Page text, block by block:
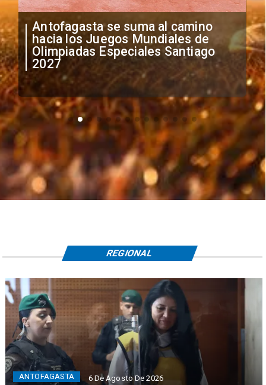
"Falta de profesionalismo": Sifup
anuncia medidas por situación
irregular de futbolistas
extranjeros
ANTOFAGASTA 6 De Agosto De 2026
REGIONAL